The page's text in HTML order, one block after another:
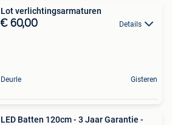
Lot verlichtingsarmaturen
€ 60,00 Details
Deurle Gisteren
LED Batten 120cm - 3 Jaar Garantie -